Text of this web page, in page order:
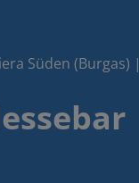
Süden (Burgas) |